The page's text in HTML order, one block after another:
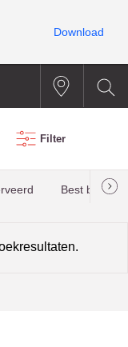
Filter
Best
Download